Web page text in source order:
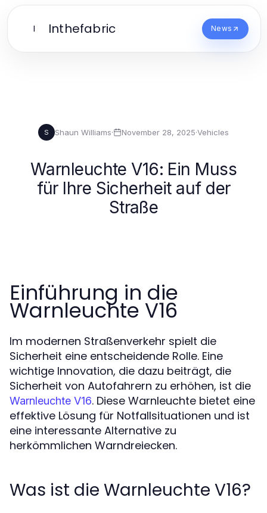
I Inthefabric News
S Shaun Williams· November 28, 2025·Vehicles
Warnleuchte V16: Ein Muss
für Ihre Sicherheit auf der
Straße
Einführung in die
Warnleuchte V16
Im modernen Straßenverkehr spielt die
Sicherheit eine entscheidende Rolle. Eine
wichtige Innovation, die dazu beiträgt, die
Sicherheit von Autofahrern zu erhöhen, ist die
Warnleuchte V16. Diese Warnleuchte bietet eine
effektive Lösung für Notfallsituationen und ist
eine interessante Alternative zu
herkömmlichen Warndreiecken.
Was ist die Warnleuchte V16?